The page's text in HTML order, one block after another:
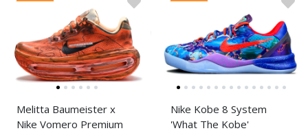
Melitta Baumeister x
Nike Vomero Premium
Nike Kobe 8 System
'What The Kobe'